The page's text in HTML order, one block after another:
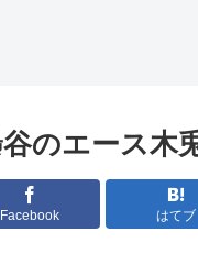
のエース木
Facebook はてブ